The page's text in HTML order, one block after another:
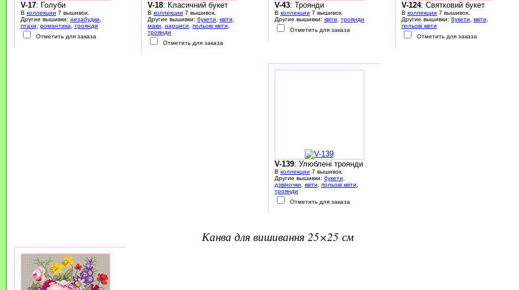
V-17: Голуби
В коллекции 7 вышивок.
Другие вышивки: незабудки,
птахи, романтика, троянди
Отметить для заказа
V-18: Класичний букет
В коллекции 7 вышивок.
Другие вышивки: букети, квіти,
маки, нарциси, польові квіти,
троянди
Отметить для заказа
V-43: Троянди
В коллекции 7 вышивок.
Другие вышивки: квіти, троянди
Отметить для заказа
V-124: Святковий букет
В коллекции 7 вышивок.
Другие вышивки: букети, квіти,
польові квіти
Отметить для заказа
V-139: Улюблені троянди
В коллекции 7 вышивок.
Другие вышивки: букети,
дзвіночки, квіти, польові квіти,
троянди
Отметить для заказа
канва для вишивання 25×25 см